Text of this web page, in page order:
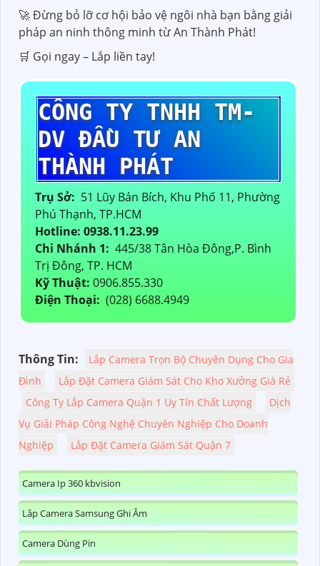
🚀 Đừng bỏ lỡ cơ hội bảo vệ ngôi nhà bạn bằng giải
pháp an ninh thông minh từ An Thành Phát!
🛒 Gọi ngay – Lắp liền tay!
CÔNG TY TNHH TM-
DV ĐẦU TƯ AN
THÀNH PHÁT
Trụ Sở: 51 Lũy Bán Bích, Khu Phố 11, Phường
Phú Thạnh, TP.HCM
Hotline: 0938.11.23.99
Chi Nhánh 1: 445/38 Tân Hòa Đông,P. Bình
Trị Đông, TP. HCM
Kỹ Thuật: 0906.855.330
Điện Thoại: (028) 6688.4949
Thông Tin:
Lắp Camera Trọn Bộ Chuyên Dụng Cho Gia
Đình
Lắp Đặt Camera Giám Sát Cho Kho Xưởng Giá Rẻ
Công Ty Lắp Camera Quận 1 Uy Tín Chất Lượng
Dịch
Vụ Giải Pháp Công Nghệ Chuyên Nghiệp Cho Doanh
Nghiệp
Lắp Đặt Camera Giám Sát Quận 7
Camera Ip 360 kbvision
Lắp Camera Samsung Ghi Âm
Camera Dùng Pin